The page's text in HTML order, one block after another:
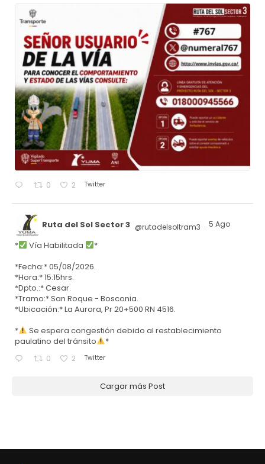
0 2 Twitter
Ruta del Sol Sector 3 @rutadelsoltram3 · 5 Ago
* Vía Habilitada
*
*Fecha:* 05/08/2026.
*Hora:* 15:15hrs.
*Dpto.:* Cesar.
*Tramo:* San Roque - Bosconia.
*Ubicación:* La Aurora, Pr 20+500 RN 4516.
*
Se espera congestión debido al restablecimiento
paulatino del tránsito
*
0 2 Twitter
Cargar más Post